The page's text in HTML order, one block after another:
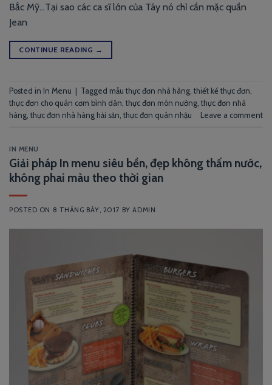
Bắc Mỹ…Tại sao các ca sĩ lớn của Tây nó chỉ cần mặc quần
Jean
CONTINUE READING →
Posted in In Menu Tagged mẫu thực đơn nhà hàng thiết kế thực đơn
thực đơn cho quán cơm bình dân thực đơn món nướng thực đơn nhà
hàng thực đơn nhà hàng hải sản thực đơn quán nhậu Leave a comment
IN MENU
Giải pháp In menu siêu bền, đẹp không thấm nước,
không phai màu theo thời gian
POSTED ON 8 THÁNG BẢY, 2017 BYADMIN